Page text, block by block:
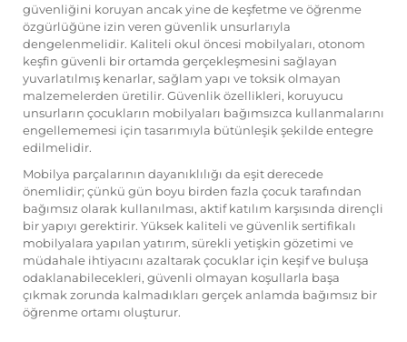
güvenliğini koruyan ancak yine de keşfetme ve öğrenme
özgürlüğüne izin veren güvenlik unsurlarıyla
dengelenmelidir. Kaliteli okul öncesi mobilyaları, otonom
keşfin güvenli bir ortamda gerçekleşmesini sağlayan
yuvarlatılmış kenarlar, sağlam yapı ve toksik olmayan
malzemelerden üretilir. Güvenlik özellikleri, koruyucu
unsurların çocukların mobilyaları bağımsızca kullanmalarını
engellememesi için tasarımıyla bütünleşik şekilde entegre
edilmelidir.
Mobilya parçalarının dayanıklılığı da eşit derecede
önemlidir; çünkü gün boyu birden fazla çocuk tarafından
bağımsız olarak kullanılması, aktif katılım karşısında dirençli
bir yapıyı gerektirir. Yüksek kaliteli ve güvenlik sertifikalı
mobilyalara yapılan yatırım, sürekli yetişkin gözetimi ve
müdahale ihtiyacını azaltarak çocuklar için keşif ve buluşa
odaklanabilecekleri, güvenli olmayan koşullarla başa
çıkmak zorunda kalmadıkları gerçek anlamda bağımsız bir
öğrenme ortamı oluşturur.